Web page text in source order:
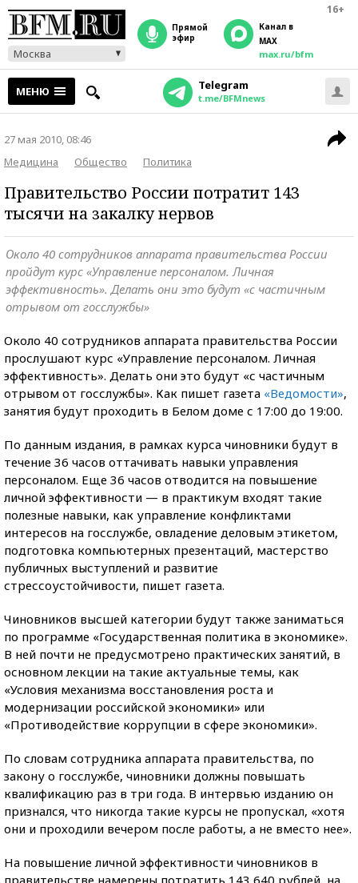
16+
Москва
прямой
эфир
Канал в
MAX
max.ru/bfm
МЕНЮ Telegram
t.me/BFMnews
27 мая 2010, 08:46
Медицина
Общество Политика
Правительство России потратит 143
тысячи на закалку нервов
Около 40 сотрудников аппарата правительства России
пройдут курс «Управление персоналом. Личная
эффективность». Делать они это будут «с частичным
отрывом от госслужбы»
Около 40 сотрудников аппарата правительства России
прослушают курс «Управление персоналом. Личная
эффективность». Делать они это будут «с частичным
отрывом от госслужбы». Как пишет газета «Ведомости»,
занятия будут проходить в Белом доме с 17:00 до 19:00.
По данным издания, в рамках курса чиновники будут в
течение 36 часов оттачивать навыки управления
персоналом. Еще 36 часов отводится на повышение
личной эффективности — в практикум входят такие
полезные навыки, как управление конфликтами
интересов на госслужбе, овладение деловым этикетом,
подготовка компьютерных презентаций, мастерство
публичных выступлений и развитие
стрессоустойчивости, пишет газета.
Чиновников высшей категории будут также заниматься
по программе «Государственная политика в экономике».
В ней почти не предусмотрено практических занятий, в
основном лекции на такие актуальные темы, как
«Условия механизма восстановления роста и
модернизации российской экономики» или
«Противодействие коррупции в сфере экономики».
По словам сотрудника аппарата правительства, по
закону о госслужбе, чиновники должны повышать
квалификацию раз в три года. В интервью изданию он
признался, что никогда такие курсы не пропускал, «хотя
они и проходили вечером после работы, а не вместо нее».
На повышение личной эффективности чиновников в
правительстве намерены потратить 143 640 рублей, на